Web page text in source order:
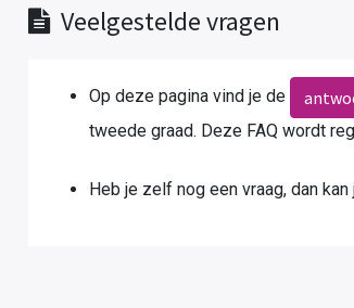
Veelgestelde vragen
Op deze pagina vind je de
tweede graad. Deze FAQ wordt
Heb je zelf nog een vraag, dan